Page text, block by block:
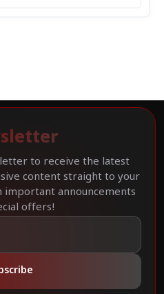
to receive the latest
content straight to your
important announcements
offers!